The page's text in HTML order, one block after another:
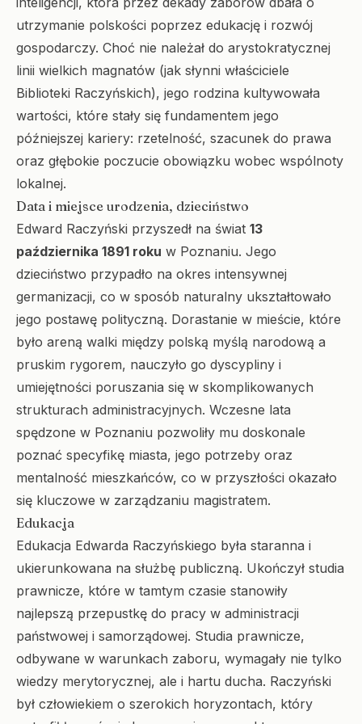
utrzymanie polskości poprzez edukację i rozwój
gospodarczy. Choć nie należał do arystokratycznej
linii wielkich magnatów (jak słynni właściciele
Biblioteki Raczyńskich), jego rodzina kultywowała
wartości, które stały się fundamentem jego
późniejszej kariery: rzetelność, szacunek do prawa
oraz głębokie poczucie obowiązku wobec wspólnoty
lokalnej.
Data i miejsce urodzenia, dzieciństwo
Edward Raczyński przyszedł na świat 13
października 1891 roku w Poznaniu. Jego
dzieciństwo przypadło na okres intensywnej
germanizacji, co w sposób naturalny ukształtowało
jego postawę polityczną. Dorastanie w mieście, które
było areną walki między polską myślą narodową a
pruskim rygorem, nauczyło go dyscypliny i
umiejętności poruszania się w skomplikowanych
strukturach administracyjnych. Wczesne lata
spędzone w Poznaniu pozwoliły mu doskonale
poznać specyfikę miasta, jego potrzeby oraz
mentalność mieszkańców, co w przyszłości okazało
się kluczowe w zarządzaniu magistratem.
Edukacja
Edukacja Edwarda Raczyńskiego była staranna i
ukierunkowana na służbę publiczną. Ukończył studia
prawnicze, które w tamtym czasie stanowiły
najlepszą przepustkę do pracy w administracji
państwowej i samorządowej. Studia prawnicze,
odbywane w warunkach zaboru, wymagały nie tylko
wiedzy merytorycznej, ale i hartu ducha. Raczyński
był człowiekiem o szerokich horyzontach, który